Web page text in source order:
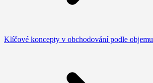
Klíčové koncepty v obchodování podle objemu